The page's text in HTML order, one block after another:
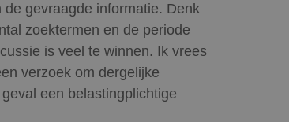
gevraagde informatie. Denk
zoektermen en de periode
is veel te winnen. Ik vrees
verzoek om dergelijke
een belastingplichtige